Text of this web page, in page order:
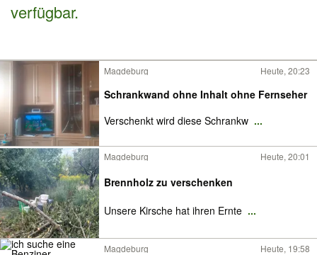
verfügbar.
Magdeburg Heute, 20:23
Schrankwand ohne Inhalt ohne Fernseher
Verschenkt wird diese Schrankw ...
Magdeburg Heute, 20:01
Brennholz zu verschenken
Unsere Kirsche hat ihren Ernte ...
Magdeburg Heute, 19:58